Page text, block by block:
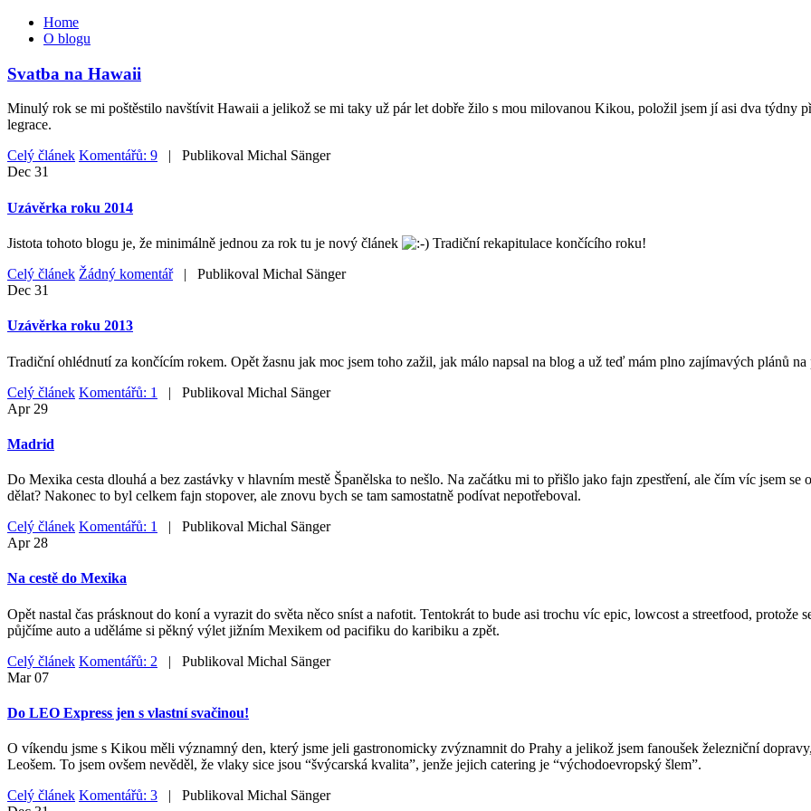
Home
O blogu
Svatba na Hawaii
Minulý rok se mi poštěstilo navštívit Hawaii a jelikož se mi taky už pár let dobře žilo s mou milovanou Kikou, položil jsem jí asi dva týdny
legrace.
Celý článek Komentářů: 9 | Publikoval Michal Sänger
Dec 31
Uzávěrka roku 2014
Jistota tohoto blogu je, že minimálně jednou za rok tu je nový článek
Tradiční rekapitulace končícího roku!
Celý článek Žádný komentář| Publikoval Michal Sänger
Dec 31
Uzávěrka roku 2013
Tradiční ohlédnutí za končícím rokem. Opět žasnu jak moc jsem toho zažil, jak málo napsal na blog a už teď mám plno zajímavých plánů
Celý článek Komentářů: 1 | Publikoval Michal Sänger
Apr 29
Madrid
Do Mexika cesta dlouhá a bez zastávky v hlavním mestě Španělska to nešlo. Na začátku mi to přišlo jako fajn zpestření, ale čím víc jsem
dělat? Nakonec to byl celkem fajn stopover, ale znovu bych se tam samostatně podívat nepotřeboval.
Celý článek Komentářů: 1 | Publikoval Michal Sänger
Apr 28
Na cestě do Mexika
Opět nastal čas prásknout do koní a vyrazit do světa něco sníst a nafotit. Tentokrát to bude asi trochu víc epic, lowcost a streetfood, protože
půjčíme auto a uděláme si pěkný výlet jižním Mexikem od pacifiku do karibiku a zpět.
Celý článek Komentářů: 2 | Publikoval Michal Sänger
Mar07
Do LEO Express jen s vlastní svačinou!
O víkendu jsme s Kikou měli významný den, který jsme jeli gastronomicky zvýznamnit do Prahy a jelikož jsem fanoušek železniční
Leošem. To jsem ovšem nevěděl, že vlaky sice jsou “švýcarská kvalita”, jenže jejich catering je “východoevropský šlem”.
Celý článek Komentářů: 3 | Publikoval Michal Sänger